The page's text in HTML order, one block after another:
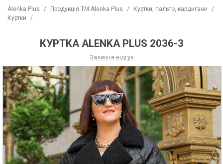
Alenka Plus / Продукція ТМ Alenka Plus / Куртки, пальто, кардигани
/
Куртки
/
КУРТКА ALENKA PLUS 2036-3
Залиште відгук